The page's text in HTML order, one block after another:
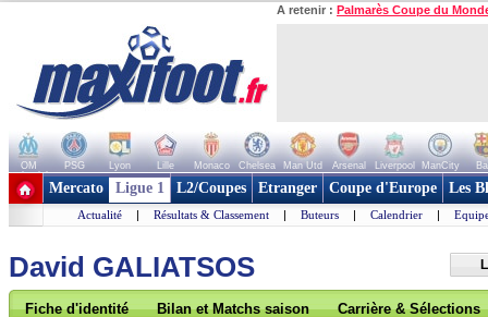
A retenir : Palmarès Coupe du
OM PSG Lyon Lille Monaco Chelsea Man Utd Arsenal Liverpool ManCity
+ de clubs
Mercato Ligue 1 L2/Coupes Etranger Coupe d'Europe Les
Actualité | Résultats & Classement | Buteurs | Calendrier |
David GALIATSOS
Fiche d'identité Bilan et Matchs saison Carrière & Sélections